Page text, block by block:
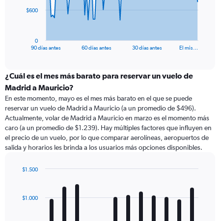
The
categories.
Range:
categories.
The
chart
has
1
Y
displaying
90 días antes 60 días antes 30 días antes El mis…
0
$600
¿Cuál es el mes más barato para reservar un vuelo de
Madrid a Mauricio?
En este momento, mayo es el mes más barato en el que se puede
reservar un vuelo de Madrid a Mauricio (a un promedio de $496).
Actualmente, volar de Madrid a Mauricio en marzo es el momento más
caro (a un promedio de $1.239). Hay múltiples factores que influyen en
el precio de un vuelo, por lo que comparar aerolíneas, aeropuertos de
salida y horarios les brinda a los usuarios más opciones disponibles.
with
12
$1.000
$1.500